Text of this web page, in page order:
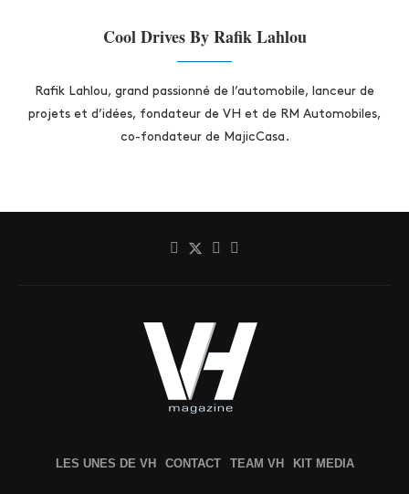
Cool Drives By Rafik Lahlou
Rafik Lahlou, grand passionné de l’automobile, lanceur de
projets et d’idées, fondateur de VH et de RM Automobiles,
co-fondateur de MajicCasa.
LES UNES DE VH CONTACT TEAM VH KIT MEDIA